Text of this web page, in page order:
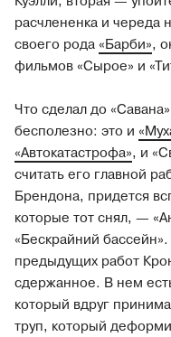
расчлененка и череда
своего рода «Барби»,
фильмов «Сырое» и
Что сделал до
бесполезно: это и
«Автокатастрофа», и
считать его главной
Брендона, придется
которые тот снял, —
«Бескрайний
предыдущих работ
сдержанное. В нем
который вдруг
труп, который